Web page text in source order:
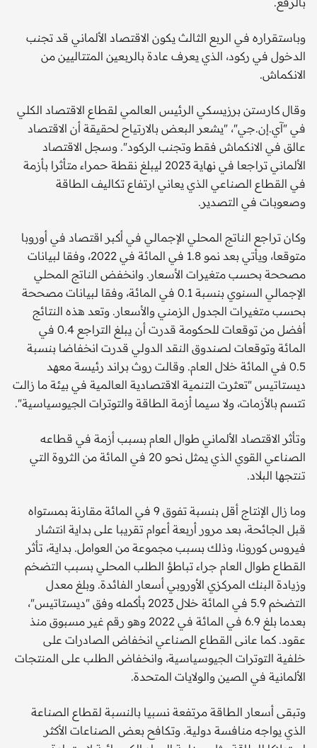
وباستقراره في الربع الثالث يكون الاقتصاد الألماني قد تجنب
الدخول في ركود، الذي يعرف عادة بالربعين المتتاليين من
الانكماش.
وقال كارستن برزيسكي الرئيس العالمي لقطاع الاقتصاد الكلي
في "آي.إن.جي"، "يشعر البعض بالارتياح لحقيقة أن الاقتصاد
عالق في الانكماش فقط وتجنب الركود". وسجل الاقتصاد
الألماني تراجعا في نهاية 2023 ليبلغ نقطة حمراء متأثرا بأزمة
في القطاع الصناعي الذي يعاني ارتفاع تكاليف الطاقة
وصعوبات في التصدير.
وكان تراجع الناتج المحلي الإجمالي في أكبر اقتصاد في أوروبا
متوقعا، ويأتي بعد نمو 1.8 في المائة في 2022، وفقا لبيانات
مصححة بحسب متغيرات الأسعار. وانخفض الناتج المحلي
الإجمالي السنوي بنسبة 0.1 في المائة، وفقا لبيانات مصححة
بحسب متغيرات الجدول الزمني والأسعار. وتعد هذه النتائج
أفضل من توقعات للحكومة قدرت أن يبلغ التراجع 0.4 في
المائة وتوقعات لصندوق النقد الدولي قدرت انخفاضا بنسبة
0.5 في المائة خلال العام. وقالت روث براند رئيسة معهد
ديستاتيس "تعثرت التنمية الاقتصادية العالمية في بيئة ما زالت
تتسم بالأزمات، ولا سيما أزمة الطاقة والتوترات الجيوسياسية".
وتأثر الاقتصاد الألماني طوال العام بسبب أزمة في قطاعه
الصناعي القوي الذي يمثل نحو 20 في المائة من الثروة التي
تنتجها البلاد.
وما زال الإنتاج أقل بنسبة تفوق 9 في المائة مقارنة بمستواه
قبل الجائحة، بعد مرور أربعة أعوام تقريبا على بداية انتشار
فيروس كورونا، وذلك بسبب مجموعة من العوامل. بداية، تأثر
القطاع طوال العام جراء تباطؤ الطلب المحلي بسبب التضخم
وزيادة البنك المركزي الأوروبي أسعار الفائدة. وبلغ معدل
التضخم 5.9 في المائة خلال 2023 بأكمله وفق "ديستاتيس"،
بعدما بلغ 6.9 في المائة في 2022 وهو رقم غير مسبوق منذ
عقود. كما عانى القطاع الصناعي انخفاض الصادرات على
خلفية التوترات الجيوسياسية، وانخفاض الطلب على المنتجات
الألمانية في الصين والولايات المتحدة.
وتبقى أسعار الطاقة مرتفعة نسبيا بالنسبة لقطاع الصناعة
الذي يواجه منافسة دولية. وتكافح بعض الصناعات الأكثر